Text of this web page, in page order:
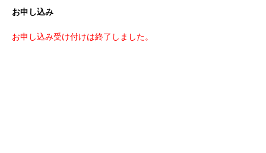
お申し込み
お申し込み受け付けは終了しました。